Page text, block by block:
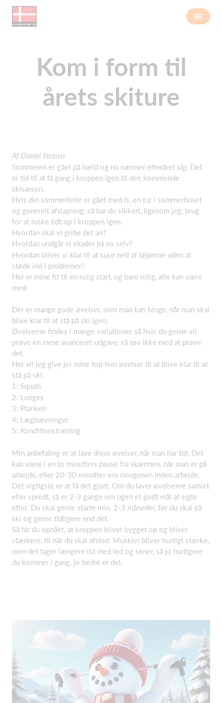
Kom i form til
årets skiture
Af Daniel Strauss
Sommeren er gået på hæld og nu nærmer efteråret sig. Det
er tid til at få gang i kroppen igen til den kommende
skisæson.
Hvis din sommerferie er gået med is, en tur i sommerhuset
og generelt afslapning, så har du sikkert, ligesom jeg, brug
for at ruske lidt op i kroppen igen.
Hvordan skal vi gribe det an?
Hvordan undgår vi skader på os selv?
Hvordan bliver vi klar til at suse ned af løjperne uden at
støde ind i problemer?
Her er mine fif til en rolig start, og bare rolig, alle kan være
med.
Der er mange gode øvelser, som man kan bruge, når man skal
blive klar til at stå på ski igen.
Øvelserne findes i mange variationer, så hvis du gerne vil
prøve en mere avanceret udgave, så tøv ikke med at prøve
det.
Her vil jeg give jer mine top fem øvelser til at blive klar til at
stå på ski.
1: Squats
2: Lunges
3: Planken
4: Læghævninger
5: Konditionstræning
Min anbefaling er at lave disse øvelser, når man har tid. Det
kan være i en to minutters pause fra skærmen, når man er på
arbejde, eller 20-30 minutter om morgenen inden arbejde.
Det vigtigste er at få det gjort. Om du laver øvelserne samlet
eller spredt, så er 2-3 gange om ugen et godt mål at sigte
efter. Du skal gerne starte min. 2-3 måneder, før du skal på
ski og gerne tidligere end det.
Så får du opnået, at kroppen bliver bygget op og bliver
stærkere, til når du skal afsted. Muskler bliver hurtigt stærke,
men det tager længere tid med led og sener, så jo hurtigere
du kommer i gang, jo bedre er det.